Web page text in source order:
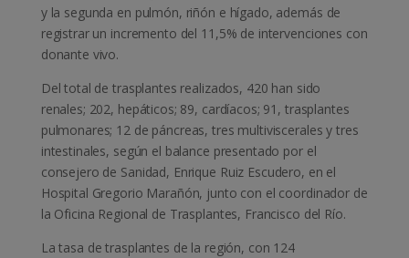
y la segunda en pulmón, riñón e hígado, además de
registrar un incremento del 11,5% de intervenciones con
donante vivo.
Del total de trasplantes realizados, 420 han sido
renales; 202, hepáticos; 89, cardíacos; 91, trasplantes
pulmonares; 12 de páncreas, tres multiviscerales y tres
intestinales, según el balance presentado por el
consejero de Sanidad, Enrique Ruiz Escudero, en el
Hospital Gregorio Marañón, junto con el coordinador de
la Oficina Regional de Trasplantes, Francisco del Río.
La tasa de trasplantes de la región, con 124